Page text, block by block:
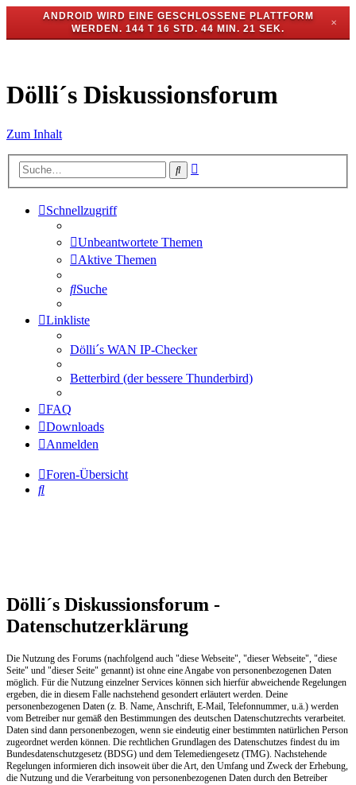
ANDROID WIRD EINE GESCHLOSSENE PLATTFORM
WERDEN. 144 T 16 STD. 44 MIN. 20 SEK.
✕
Dölli´s Diskussionsforum
Zum Inhalt
Suche
Schnellzugriff
Unbeantwortete Themen
Aktive Themen
Suche
Linkliste
Dölli´s WAN IP-Checker
Betterbird (der bessere Thunderbird)
FAQ
Downloads
Anmelden
Foren-Übersicht
Suche
Dölli´s Diskussionsforum -
Datenschutzerklärung
Die Nutzung des Forums (nachfolgend auch "diese Webseite", "dieser Webseite", "diese
Seite" und "dieser Seite" genannt) ist ohne eine Angabe von personenbezogenen Daten
möglich. Für die Nutzung einzelner Services können sich hierfür abweichende Regelungen
ergeben, die in diesem Falle nachstehend gesondert erläutert werden. Deine
personenbezogenen Daten (z. B. Name, Anschrift, E-Mail, Telefonnummer, u.ä.) werden
vom Betreiber nur gemäß den Bestimmungen des deutschen Datenschutzrechts verarbeitet.
Daten sind dann personenbezogen, wenn sie eindeutig einer bestimmten natürlichen Person
zugeordnet werden können. Die rechtlichen Grundlagen des Datenschutzes findest du im
Bundesdatenschutzgesetz (BDSG) und dem Telemediengesetz (TMG). Nachstehende
Regelungen informieren dich insoweit über die Art, den Umfang und Zweck der Erhebung,
die Nutzung und die Verarbeitung von personenbezogenen Daten durch den Betreiber